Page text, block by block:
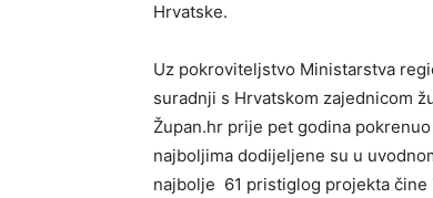
Hrvatske.
Uz pokroviteljstvo Ministarstva
suradnji s Hrvatskom zajednicom
Župan.hr prije pet godina
najboljima dodijeljene su u
najbolje 61 pristiglog projekta čine